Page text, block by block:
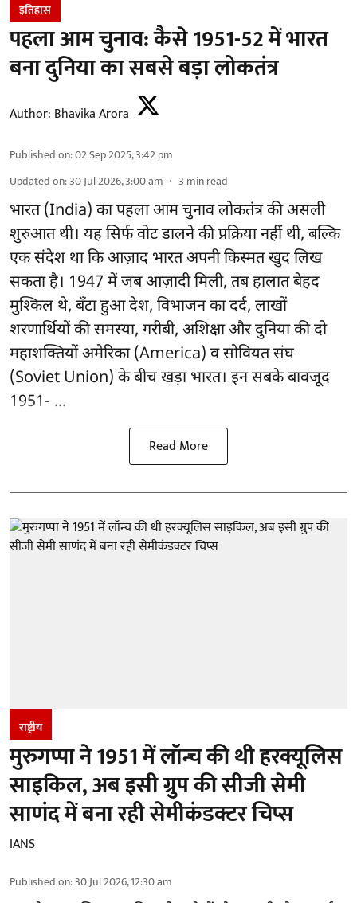
इतिहास
पहला आम चुनाव: कैसे 1951-52 में भारत
बना दुनिया का सबसे बड़ा लोकतंत्र
Author: Bhavika Arora
Published on:02 Sep 2025, 3:42 pm
Updated on:30 Jul 2026, 3:00 am 3 min read
भारत (India) का पहला आम चुनाव लोकतंत्र की असली
शुरुआत थी। यह सिर्फ वोट डालने की प्रक्रिया नहीं थी, बल्कि
एक संदेश था कि आज़ाद भारत अपनी किस्मत खुद लिख
सकता है। 1947 में जब आज़ादी मिली, तब हालात बेहद
मुश्किल थे, बँटा हुआ देश, विभाजन का दर्द, लाखों
शरणार्थियों की समस्या, गरीबी, अशिक्षा और दुनिया की दो
महाशक्तियों अमेरिका (America) व सोवियत संघ
(Soviet Union) के बीच खड़ा भारत। इन सबके बावजूद
1951- ...
Read More
राष्ट्रीय
मुरुगप्पा ने 1951 में लॉन्च की थी हरक्यूलिस
साइकिल, अब इसी ग्रुप की सीजी सेमी
साणंद में बना रही सेमीकंडक्टर चिप्स
IANS
Published on:30 Jul 2026, 12:30 am